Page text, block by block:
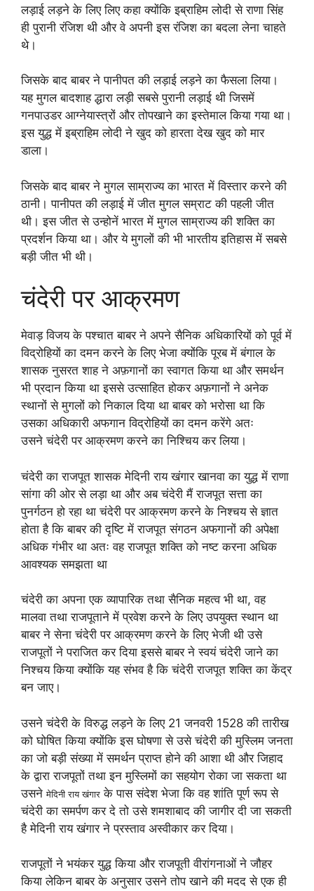
लड़ाई लड़ने के लिए लिए कहा क्योंकि इब्राहिम लोदी से राणा सिंह
ही पुरानी रंजिश थी और वे अपनी इस रंजिश का बदला लेना चाहते
थे।
जिसके बाद बाबर ने पानीपत की लड़ाई लड़ने का फैसला लिया।
यह मुगल बादशाह द्धारा लड़ी सबसे पुरानी लड़ाई थी जिसमें
गनपाउडर आग्नेयास्त्रों और तोपखाने का इस्तेमाल किया गया था।
इस युद्ध में इब्राहिम लोदी ने खुद को हारता देख खुद को मार
डाला।
जिसके बाद बाबर ने मुगल साम्राज्य का भारत में विस्तार करने की
ठानी। पानीपत की लड़ाई में जीत मुगल सम्राट की पहली जीत
थी। इस जीत से उन्होनें भारत में मुगल साम्राज्य की शक्ति का
प्रदर्शन किया था। और ये मुगलों की भी भारतीय इतिहास में सबसे
बड़ी जीत भी थी।
चंदेरी पर आक्रमण
मेवाड़ विजय के पश्चात बाबर ने अपने सैनिक अधिकारियों को पूर्व में
विद्रोहियों का दमन करने के लिए भेजा क्योंकि पूरब में बंगाल के
शासक नुसरत शाह ने अफ़गानों का स्वागत किया था और समर्थन
भी प्रदान किया था इससे उत्साहित होकर अफ़गानों ने अनेक
स्थानों से मुगलों को निकाल दिया था बाबर को भरोसा था कि
उसका अधिकारी अफगान विद्रोहियों का दमन करेंगे अतः
उसने चंदेरी पर आक्रमण करने का निश्चिय कर लिया।
चंदेरी का राजपूत शासक मेदिनी राय खंगार खानवा का युद्ध में राणा
सांगा की ओर से लड़ा था और अब चंदेरी मैं राजपूत सत्ता का
पुनर्गठन हो रहा था चंदेरी पर आक्रमण करने के निश्चय से ज्ञात
होता है कि बाबर की दृष्टि में राजपूत संगठन अफगानों की अपेक्षा
अधिक गंभीर था अतः वह राजपूत शक्ति को नष्ट करना अधिक
आवश्यक समझता था
चंदेरी का अपना एक व्यापारिक तथा सैनिक महत्व भी था, वह
मालवा तथा राजपूताने में प्रवेश करने के लिए उपयुक्त स्थान था
बाबर ने सेना चंदेरी पर आक्रमण करने के लिए भेजी थी उसे
राजपूतों ने पराजित कर दिया इससे बाबर ने स्वयं चंदेरी जाने का
निश्चय किया क्योंकि यह संभव है कि चंदेरी राजपूत शक्ति का केंद्र
बन जाए।
उसने चंदेरी के विरुद्ध लड़ने के लिए 21 जनवरी 1528 की तारीख
को घोषित किया क्योंकि इस घोषणा से उसे चंदेरी की मुस्लिम जनता
का जो बड़ी संख्या में समर्थन प्राप्त होने की आशा थी और जिहाद
के द्वारा राजपूतों तथा इन मुस्लिमों का सहयोग रोका जा सकता था
उसनेमेदिनी राय खंगार के पास संदेश भेजा कि वह शांति पूर्ण रूप से
चंदेरी का समर्पण कर दे तो उसे शमशाबाद की जागीर दी जा सकती
है मेदिनी राय खंगार ने प्रस्ताव अस्वीकार कर दिया।
राजपूतों ने भयंकर युद्ध किया और राजपूती वीरांगनाओं ने जौहर
किया लेकिन बाबर के अनुसार उसने तोप खाने की मदद से एक ही